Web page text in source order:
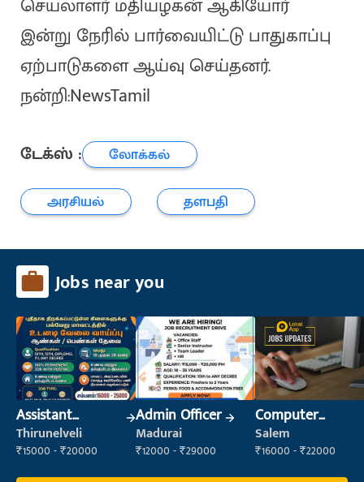
செயலாளர் மதியழகன் ஆகியோர்
இன்று நேரில் பார்வையிட்டு பாதுகாப்பு
ஏற்பாடுகளை ஆய்வு செய்தனர்.
நன்றி:NewsTamil
டேக்ஸ் :
லோக்கல்
அரசியல்
தளபதி
Jobs near you
Assistant
Manager
Thirunelveli
₹15000 - ₹20000
Admin Officer
Madurai
₹12000 - ₹29000
Computer
Operator
Salem
₹16000 - ₹22000